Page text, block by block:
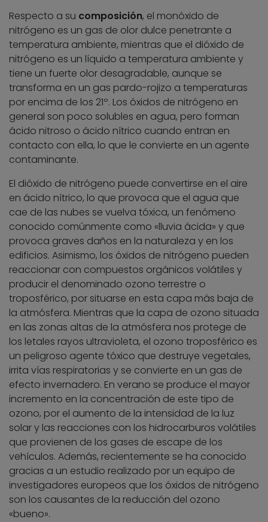
Respecto a su composición, el monóxido de
nitrógeno es un gas de olor dulce penetrante a
temperatura ambiente, mientras que el dióxido de
nitrógeno es un líquido a temperatura ambiente y
tiene un fuerte olor desagradable, aunque se
transforma en un gas pardo-rojizo a temperaturas
por encima de los 21º. Los óxidos de nitrógeno en
general son poco solubles en agua, pero forman
ácido nitroso o ácido nítrico cuando entran en
contacto con ella, lo que le convierte en un agente
contaminante.
El dióxido de nitrógeno puede convertirse en el aire
en ácido nítrico, lo que provoca que el agua que
cae de las nubes se vuelva tóxica, un fenómeno
conocido comúnmente como «lluvia ácida» y que
provoca graves daños en la naturaleza y en los
edificios. Asimismo, los óxidos de nitrógeno pueden
reaccionar con compuestos orgánicos volátiles y
producir el denominado ozono terrestre o
troposférico, por situarse en esta capa más baja de
la atmósfera. Mientras que la capa de ozono situada
en las zonas altas de la atmósfera nos protege de
los letales rayos ultravioleta, el ozono troposférico es
un peligroso agente tóxico que destruye vegetales,
irrita vías respiratorias y se convierte en un gas de
efecto invernadero. En verano se produce el mayor
incremento en la concentración de este tipo de
ozono, por el aumento de la intensidad de la luz
solar y las reacciones con los hidrocarburos volátiles
que provienen de los gases de escape de los
vehículos. Además, recientemente se ha conocido
gracias a un estudio realizado por un equipo de
investigadores europeos que los óxidos de nitrógeno
son los causantes de la reducción del ozono
«bueno».